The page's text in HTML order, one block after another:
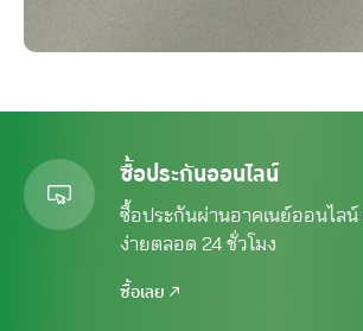
ซื้อประกันออนไลน์
ซื้อประกันผ่านอาคเนย์ออนไล
ง่ายตลอด 24 ชั่วโมง
ซื้อเลย